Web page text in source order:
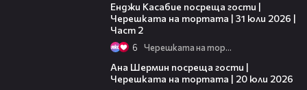
Енджи Касабие посреща гости |
Черешката на тортата | 31 юли 2026 |
Част 2
6 Черешката на тортата
Ана Шермин посреща гости |
Черешката на тортата | 20 юли 2026